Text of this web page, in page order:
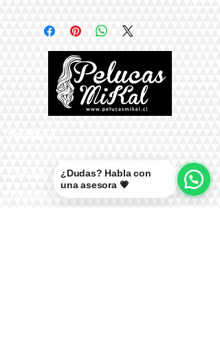
mikal@pelucasmikal.cl
¿Dudas? Habla con
una asesora 💗